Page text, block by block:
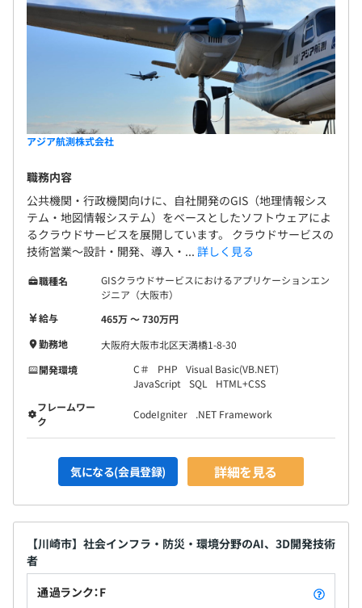
アジア航測株式会社
職務内容
公共機関・行政機関向けに、自社開発のGIS（地理情報シス
テム・地図情報システム）をベースとしたソフトウェアによ
るクラウドサービスを展開しています。 クラウドサービスの
技術営業～設計・開発、導入・... 詳しく見る
職種名
GISクラウドサービスにおけるアプリケーションエン
ジニア（大阪市）
給与
465万 〜 730万円
勤務地
大阪府大阪市北区天満橋1-8-30
開発環境
C＃ PHP
Visual Basic(VB.NET)
JavaScript
SQL
HTML+CSS
フレームワー
ク
CodeIgniter .NET Framework
気になる(会員登録) 詳細を見る
【川崎市】社会インフラ・防災・環境分野のAI、3D開発技術
者
通過ランク：F